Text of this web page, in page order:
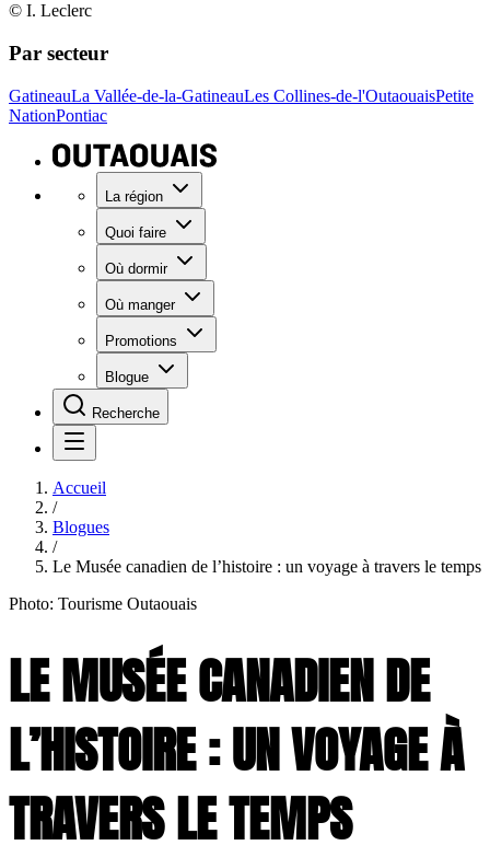
© I. Leclerc
Par secteur
GatineauLa Vallée-de-la-GatineauLes Collines-de-l'OutaouaisPetite
NationPontiac
La région
Quoi faire
Où dormir
Où manger
Promotions
Blogue
Recherche
Accueil
/
Blogues
/
Le Musée canadien de l’histoire : un voyage à travers le temps
Photo: Tourisme Outaouais
LE MUSÉE CANADIEN DE
L’HISTOIRE : UN VOYAGE À
TRAVERS LE TEMPS